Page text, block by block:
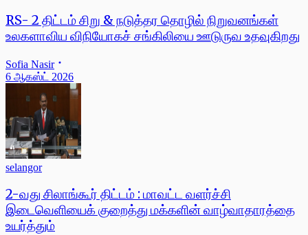
RS- 2 திட்டம் சிறு & நடுத்தர தொழில் நிறுவனங்கள்
உலகளாவிய விநியோகச் சங்கிலியை ஊடுருவ உதவுகிறது
Sofia Nasir
6 ஆகஸ்ட் 2026
selangor
2-வது சிலாங்கூர் திட்டம் : மாவட்ட வளர்ச்சி
இடைவெளியைக் குறைத்து மக்களின் வாழ்வாதாரத்தை
உயர்த்தும்